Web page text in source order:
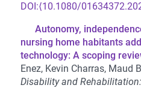
⟨10.1080/
Autonomy,
nursing home habitants
technology: A scoping
Enez, Kevin Charras, Maud
Disability and